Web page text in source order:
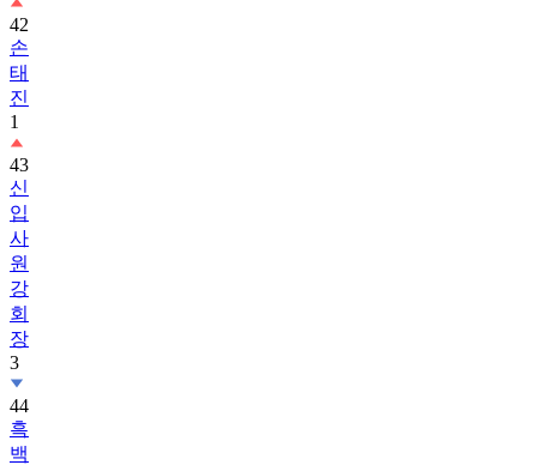
42
손
태
진
1
43
신
입
사
원
강
회
장
3
44
흑
백